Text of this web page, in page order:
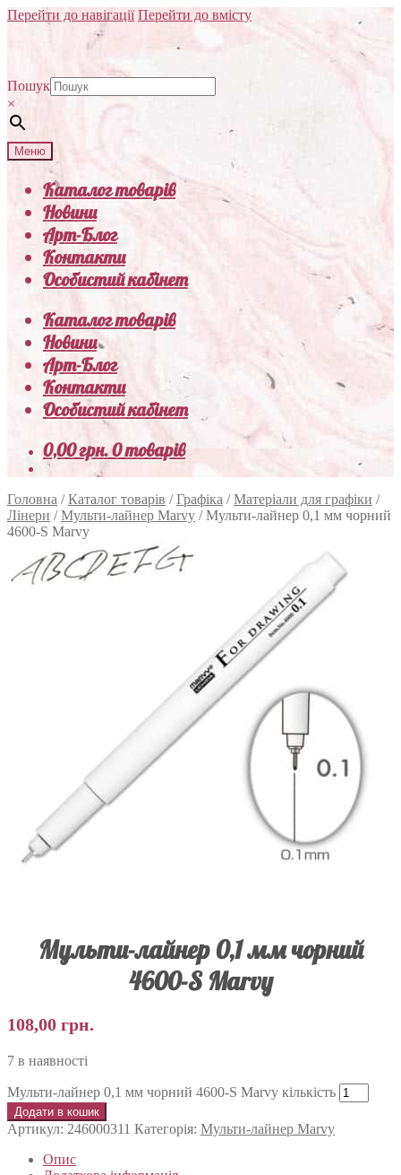
Перейти до навігації Перейти до вмісту
Пошук
×
Меню
Каталог товарів
Новини
Арт-Блог
Контакти
Особистий кабінет
Каталог товарів
Новини
Арт-Блог
Контакти
Особистий кабінет
0,00грн.0 товарів
Головна /Каталог товарів /Графіка /Матеріали для графіки /
Лінери /Мульти-лайнер Marvy /Мульти-лайнер 0,1 мм чорний
4600-S Marvy
Мульти-лайнер 0,1 мм чорний
4600-S Marvy
108,00 грн.
7 в наявності
Мульти-лайнер 0,1 мм чорний 4600-S Marvy кількість
Додати в кошик
Артикул: 246000311 Категорія: Мульти-лайнер Marvy
Опис